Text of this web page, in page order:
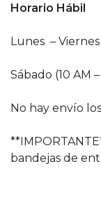
Horario Hábil
Lunes –
Sábado (10 AM
No hay envío
bandejas de